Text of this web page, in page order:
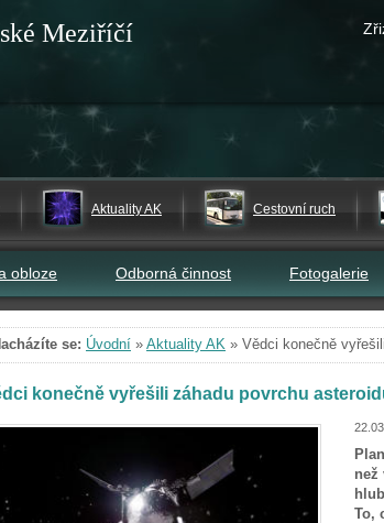
Meziříčí
Aktuality AK Cestovní ruch
obloze Odborná činnost Fotogalerie
se: Úvodní » Aktuality AK » Vědci konečně
konečně vyřešili záhadu povrchu
než
To,